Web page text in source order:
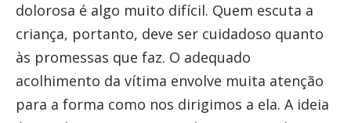
dolorosa é algo muito difícil. Quem escuta a
criança, portanto, deve ser cuidadoso quanto
às promessas que faz. O adequado
acolhimento da vítima envolve muita atenção
para a forma como nos dirigimos a ela. A ideia